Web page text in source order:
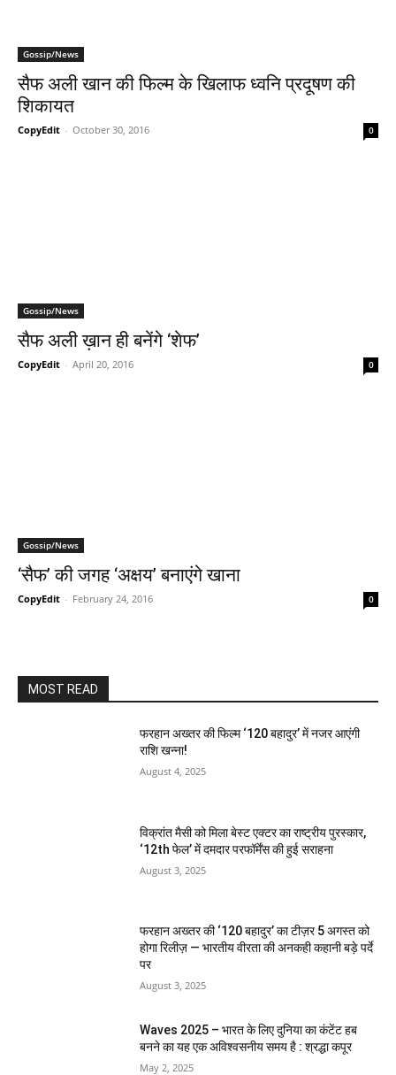
Gossip/News
सैफ अली खान की फिल्‍म के खिलाफ ध्‍वनि प्रदूषण की
शिकायत
CopyEdit - October 30, 2016 0
Gossip/News
सैफ अली ख़ान ही बनेंगे ‘शेफ’
CopyEdit - April 20, 2016 0
Gossip/News
‘सैफ’ की जगह ‘अक्षय’ बनाएंगे खाना
CopyEdit - February 24, 2016 0
MOST READ
फरहान अख्तर की फिल्म ‘120 बहादुर’ में नजर आएंगी
राशि खन्ना!
August 4, 2025
विक्रांत मैसी को मिला बेस्ट एक्टर का राष्ट्रीय पुरस्कार,
‘12th फेल’ में दमदार परफॉर्मेंस की हुई सराहना
August 3, 2025
फरहान अख्तर की ‘120 बहादुर’ का टीज़र 5 अगस्त को
होगा रिलीज़ — भारतीय वीरता की अनकही कहानी बड़े पर्दे
पर
August 3, 2025
Waves 2025 – भारत के लिए दुनिया का कंटेंट हब
बनने का यह एक अविश्वसनीय समय है : श्रद्धा कपूर
May 2, 2025